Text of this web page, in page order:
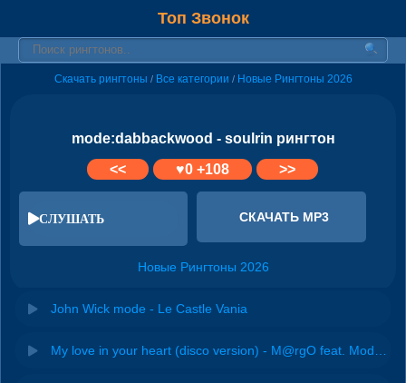
Топ Звонок
Скачать рингтоны / Все категории / Новые Рингтоны 2026
mode:dabbackwood - soulrin рингтон
<<
♥0+108 >>
СЛУШАТЬ СКАЧАТЬ MP3
Новые Рингтоны 2026
John Wick mode - Le Castle Vania